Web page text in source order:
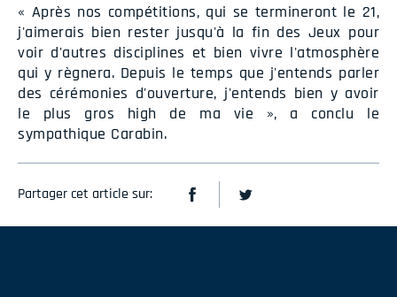
« Après nos compétitions, qui se termineront le 21,
j'aimerais bien rester jusqu'à la fin des Jeux pour
voir d'autres disciplines et bien vivre l'atmosphère
qui y règnera. Depuis le temps que j'entends parler
des cérémonies d'ouverture, j'entends bien y avoir
le plus gros high de ma vie », a conclu le
sympathique Carabin.
Partager cet article sur: